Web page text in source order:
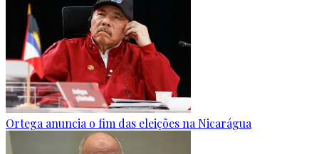
Ortega anuncia o fim das eleições na Nicarágua